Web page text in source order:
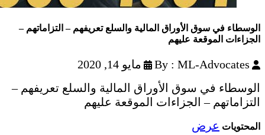
الوسطاء في سوق الأوراق المالية والسلع تعريفهم – التزاماتهم –
الجزاءات الموقعة عليهم
By : ML-Advocates
مايو 14, 2020
الوسطاء في سوق الأوراق المالية والسلع تعريفهم –
التزاماتهم – الجزاءات الموقعة عليهم
المحتويات عرض